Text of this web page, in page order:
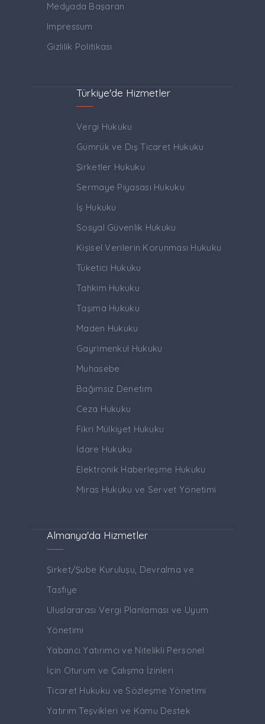
Medyada Başaran
Impressum
Gizlilik Politikası
Türkiye'de Hizmetler
Vergi Hukuku
Gümrük ve Dış Ticaret Hukuku
Şirketler Hukuku
Sermaye Piyasası Hukuku
İş Hukuku
Sosyal Güvenlik Hukuku
Kişisel Verilerin Korunması Hukuku
Tüketici Hukuku
Tahkim Hukuku
Taşıma Hukuku
Maden Hukuku
Gayrimenkul Hukuku
Muhasebe
Bağımsız Denetim
Ceza Hukuku
Fikri Mülkiyet Hukuku
İdare Hukuku
Elektronik Haberleşme Hukuku
Miras Hukuku ve Servet Yönetimi
Almanya'da Hizmetler
Şirket/Şube Kuruluşu, Devralma ve
Tasfiye
Uluslararası Vergi Planlaması ve Uyum
Yönetimi
Yabancı Yatırımcı ve Nitelikli Personel
İçin Oturum ve Çalışma İzinleri
Ticaret Hukuku ve Sözleşme Yönetimi
Yatırım Teşvikleri ve Kamu Destek